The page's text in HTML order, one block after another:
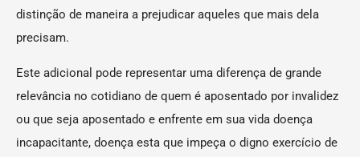
distinção de maneira a prejudicar aqueles que mais dela
precisam.
Este adicional pode representar uma diferença de grande
relevância no cotidiano de quem é aposentado por invalidez
ou que seja aposentado e enfrente em sua vida doença
incapacitante, doença esta que impeça o digno exercício de